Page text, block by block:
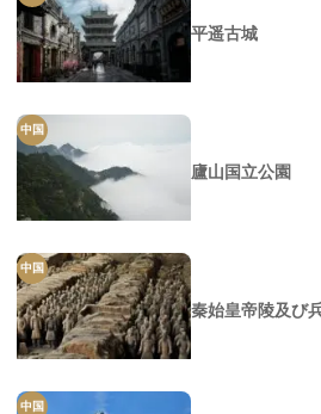
平遥古城
中国
廬山国立公園
中国
秦始皇帝陵及び
中国